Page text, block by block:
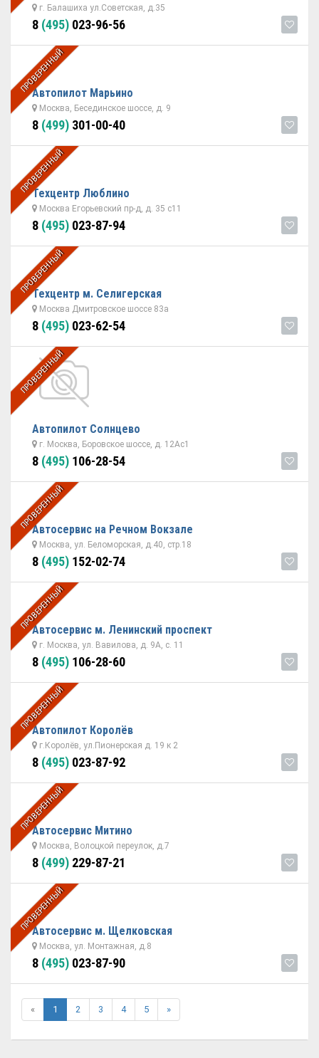
г. Балашиха ул.Советская, д.35
8 (495) 023-96-56
ПРОВЕРЕННЫЙ
Автопилот Марьино
Москва, Бесединское шоссе, д. 9
8 (499) 301-00-40
ПРОВЕРЕННЫЙ
Техцентр Люблино
Москва Егорьевский пр-д, д. 35 с11
8 (495) 023-87-94
ПРОВЕРЕННЫЙ
Техцентр м. Селигерская
Москва Дмитровское шоссе 83а
8 (495) 023-62-54
ПРОВЕРЕННЫЙ
Автопилот Солнцево
г. Москва, Боровское шоссе, д. 12Ас1
8 (495) 106-28-54
ПРОВЕРЕННЫЙ
Автосервис на Речном Вокзале
Москва, ул. Беломорская, д.40, стр.18
8 (495) 152-02-74
ПРОВЕРЕННЫЙ
Автосервис м. Ленинский проспект
г. Москва, ул. Вавилова, д. 9А, с. 11
8 (495) 106-28-60
ПРОВЕРЕННЫЙ
Автопилот Королёв
г.Королёв, ул.Пионерская д. 19 к 2
8 (495) 023-87-92
ПРОВЕРЕННЫЙ
Автосервис Митино
Москва, Волоцкой переулок, д.7
8 (499) 229-87-21
ПРОВЕРЕННЫЙ
Автосервис м. Щелковская
Москва, ул. Монтажная, д.8
8 (495) 023-87-90
« 1 2 3 4 5 »